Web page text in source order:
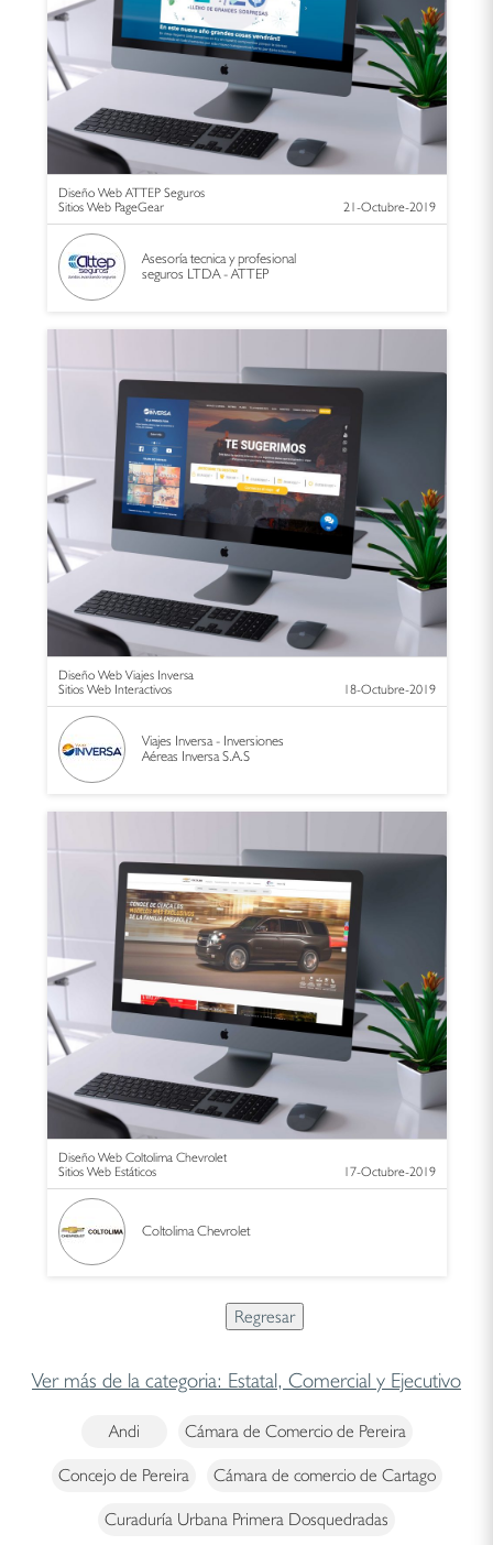
Diseño Web ATTEP Seguros
Sitios Web PageGear
21-Octubre-2019
Asesoría tecnica y profesional
seguros LTDA - ATTEP
Diseño Web Viajes Inversa
Sitios Web Interactivos
18-Octubre-2019
Viajes Inversa - Inversiones
Aéreas Inversa S.A.S
Diseño Web Coltolima Chevrolet
Sitios Web Estáticos
17-Octubre-2019
Coltolima Chevrolet
Ver más de la categoria: Estatal, Comercial y Ejecutivo
Andi Cámara de Comercio de Pereira
Concejo de Pereira Cámara de comercio de Cartago
Curaduría Urbana Primera Dosquedradas